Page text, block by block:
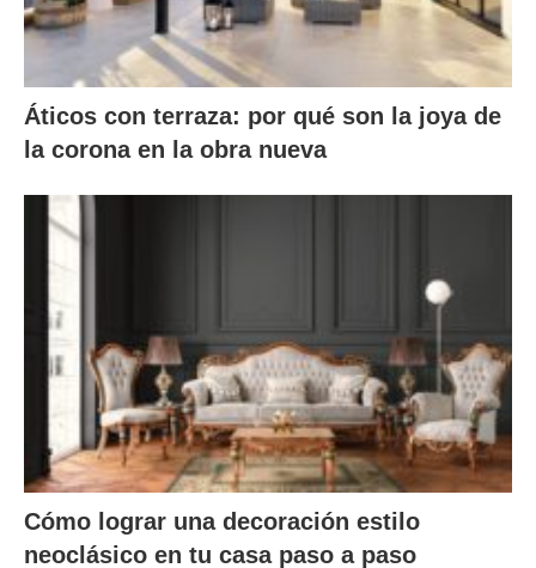
Áticos con terraza: por qué son la joya de
la corona en la obra nueva
Cómo lograr una decoración estilo
neoclásico en tu casa paso a paso